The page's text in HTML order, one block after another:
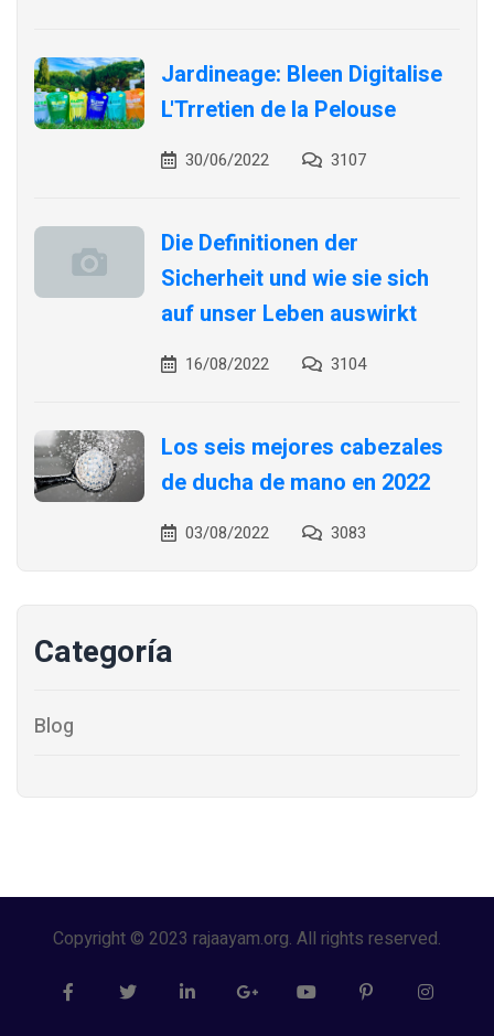
Jardineage: Bleen Digitalise
L'Trretien de la Pelouse
30/06/2022 3107
Die Definitionen der
Sicherheit und wie sie sich
auf unser Leben auswirkt
16/08/2022 3104
Los seis mejores cabezales
de ducha de mano en 2022
03/08/2022 3083
Categoría
Blog
Copyright © 2023 rajaayam.org. All rights reserved.